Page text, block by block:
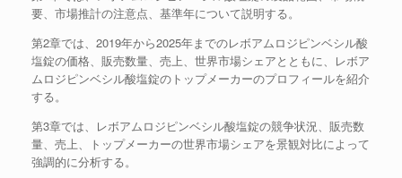
要、市場推計の注意点、基準年について説明する。
第2章では、2019年から2025年までのレボアムロジピンベシル酸
塩錠の価格、販売数量、売上、世界市場シェアとともに、レボア
ムロジピンベシル酸塩錠のトップメーカーのプロフィールを紹介
する。
第3章では、レボアムロジピンベシル酸塩錠の競争状況、販売数
量、売上、トップメーカーの世界市場シェアを景観対比によって
強調的に分析する。